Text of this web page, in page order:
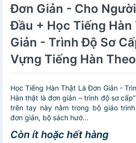
Đơn Giản - Cho
Đầu + Học Tiếng Hàn
Giản - Trình Độ Sơ
Vựng Tiếng Hàn
Học Tiếng Hàn Thật Là Đơn Giản -
Hàn thật là đơn giản – trình độ sơ
trên tay này nằm trong bộ giáo
đơn giản, bộ sách hướ...
Còn ít hoặc hết hàng